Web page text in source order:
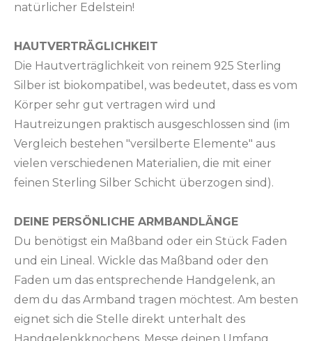
natürlicher Edelstein!
HAUTVERTRÄGLICHKEIT
Die Hautverträglichkeit von reinem 925 Sterling
Silber ist biokompatibel, was bedeutet, dass es vom
Körper sehr gut vertragen wird und
Hautreizungen praktisch ausgeschlossen sind (im
Vergleich bestehen "versilberte Elemente" aus
vielen verschiedenen Materialien, die mit einer
feinen Sterling Silber Schicht überzogen sind).
DEINE PERSÖNLICHE ARMBANDLÄNGE
Du benötigst ein Maßband oder ein Stück Faden
und ein Lineal. Wickle das Maßband oder den
Faden um das entsprechende Handgelenk, an
dem du das Armband tragen möchtest. Am besten
eignet sich die Stelle direkt unterhalt des